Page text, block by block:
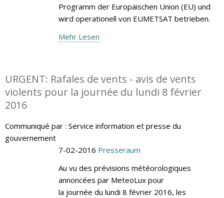
Programm der Europäischen Union (EU) und
wird operationell von EUMETSAT betrieben.
Mehr Lesen
URGENT: Rafales de vents - avis de vents
violents pour la journée du lundi 8 février
2016
Communiqué par : Service information et presse du
gouvernement
7-02-2016 Presseraum
Au vu des prévisions météorologiques
annoncées par MeteoLux pour
la journée du lundi 8 février 2016, les